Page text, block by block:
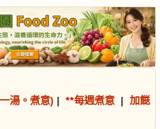
湯。煮意) | **每週煮意 | 加餸